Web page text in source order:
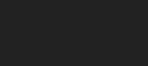
2022“